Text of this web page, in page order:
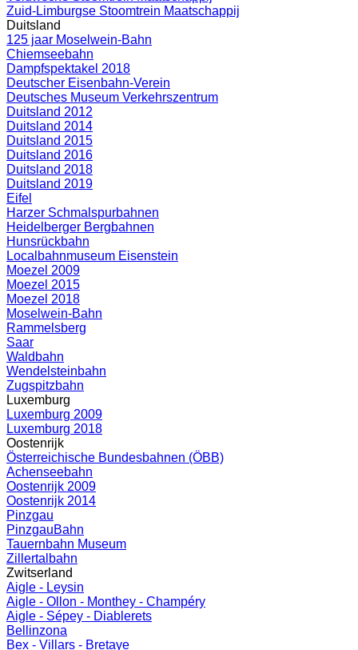
Zuid-Limburgse Stoomtrein Maatschappij
Duitsland
125 jaar Moselwein-Bahn
Chiemseebahn
Dampfspektakel 2018
Deutscher Eisenbahn-Verein
Deutsches Museum Verkehrszentrum
Duitsland 2012
Duitsland 2014
Duitsland 2015
Duitsland 2016
Duitsland 2018
Duitsland 2019
Eifel
Harzer Schmalspurbahnen
Heidelberger Bergbahnen
Hunsrückbahn
Localbahnmuseum Eisenstein
Moezel 2009
Moezel 2015
Moezel 2018
Moselwein-Bahn
Rammelsberg
Saar
Waldbahn
Wendelsteinbahn
Zugspitzbahn
Luxemburg
Luxemburg 2009
Luxemburg 2018
Oostenrijk
Österreichische Bundesbahnen (ÖBB)
Achenseebahn
Oostenrijk 2009
Oostenrijk 2014
Pinzgau
PinzgauBahn
Tauernbahn Museum
Zillertalbahn
Zwitserland
Aigle - Leysin
Aigle - Ollon - Monthey - Champéry
Aigle - Sépey - Diablerets
Bellinzona
Bex - Villars - Bretaye